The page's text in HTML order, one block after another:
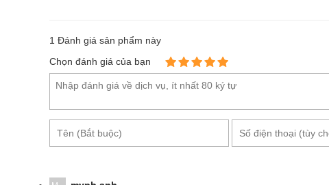
Ưu điểm nổi bật của khúc xạ kế đo độ ngọt
1 Đánh giá sản phẩm này
Chọn đánh giá của bạn